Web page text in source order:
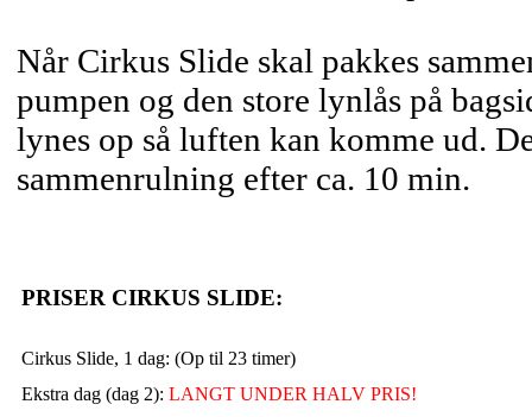
Når Cirkus Slide skal pakkes
pumpen og den store lynlås på
lynes op så luften kan komme ud.
sammenrulning efter ca. 10 min.
PRISER CIRKUS SLIDE:
Cirkus Slide, 1 dag: (Op til 23 timer)
Ekstra dag (dag 2): LANGT UNDER HALV PRIS!